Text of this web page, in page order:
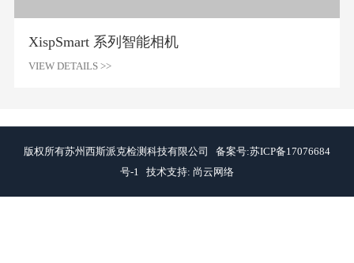
XispSmart 系列智能相机
VIEW DETAILS >>
版权所有苏州西斯派克检测科技有限公司 备案号:苏ICP备17076684
号-1 技术支持: 尚云网络